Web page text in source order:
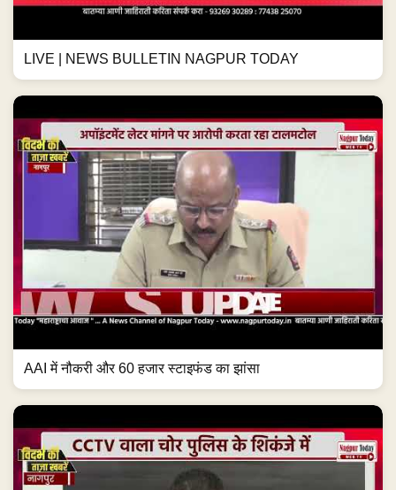
LIVE | NEWS BULLETIN NAGPUR TODAY
AAI में नौकरी और 60 हजार स्टाइफंड का झांसा